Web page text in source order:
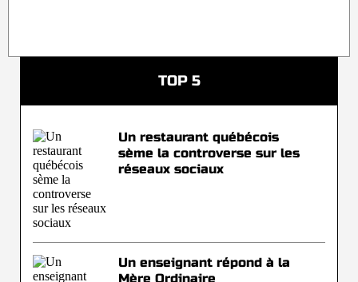
TOP 5
Un restaurant québécois
sème la controverse sur les
réseaux sociaux
Un enseignant répond à la
Mère Ordinaire